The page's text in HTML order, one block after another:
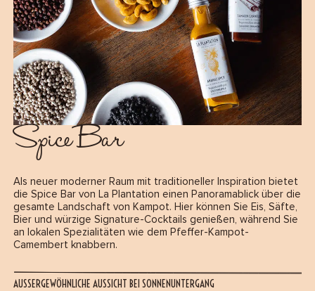
Spice Bar
Als neuer moderner Raum mit traditioneller Inspiration bietet
die Spice Bar von La Plantation einen Panoramablick über die
gesamte Landschaft von Kampot. Hier können Sie Eis, Säfte,
Bier und würzige Signature-Cocktails genießen, während Sie
an lokalen Spezialitäten wie dem Pfeffer-Kampot-
Camembert knabbern.
AUSSERGEWÖHNLICHE AUSSICHT BEI SONNENUNTERGANG